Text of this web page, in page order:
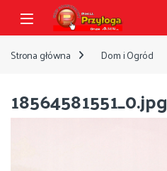
Przejdź do nawigacji
Przejdź do treści
Open
Strona główna Dom i Ogród
18564581551_0.jpg